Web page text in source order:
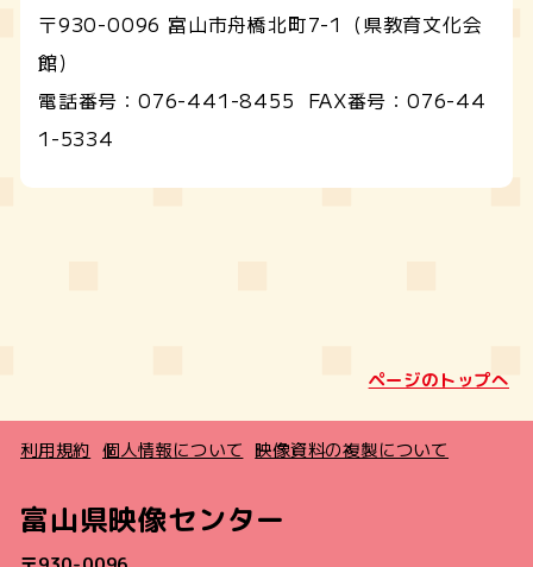
〒930-0096 富山市舟橋北町7-1（県教育文化会
館）
電話番号： 076-441-8455 FAX番号：076-44
1-5334
ページのトップへ
利用規約 個人情報について 映像資料の複製について
富山県映像センター